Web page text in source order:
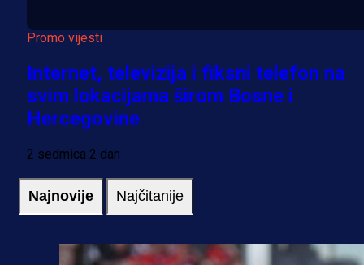
Promo vijesti
Internet, televizija i fiksni telefon na
svim lokacijama širom Bosne i
Hercegovine
2 sedmica 2 dan
Najnovije Najčitanije